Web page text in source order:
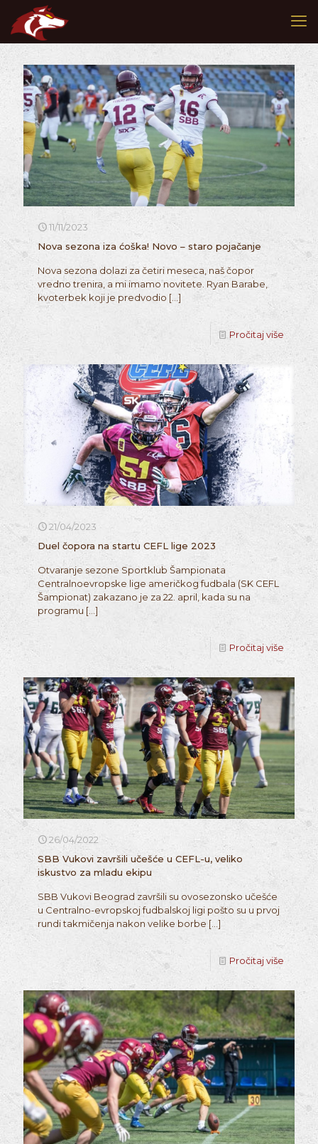
11/11/2023
Nova sezona iza ćoška! Novo – staro pojačanje
Nova sezona dolazi za četiri meseca, naš čopor
vredno trenira, a mi imamo novitete. Ryan Barabe,
kvoterbek koji je predvodio […]
Pročitaj više
21/04/2023
Duel čopora na startu CEFL lige 2023
Otvaranje sezone Sportklub Šampionata
Centralnoevropske lige američkog fudbala (SK CEFL
Šampionat) zakazano je za 22. april, kada su na
programu […]
Pročitaj više
26/04/2022
SBB Vukovi završili učešće u CEFL-u, veliko
iskustvo za mladu ekipu
SBB Vukovi Beograd završili su ovosezonsko učešće
u Centralno-evropskoj fudbalskoj ligi pošto su u prvoj
rundi takmičenja nakon velike borbe […]
Pročitaj više